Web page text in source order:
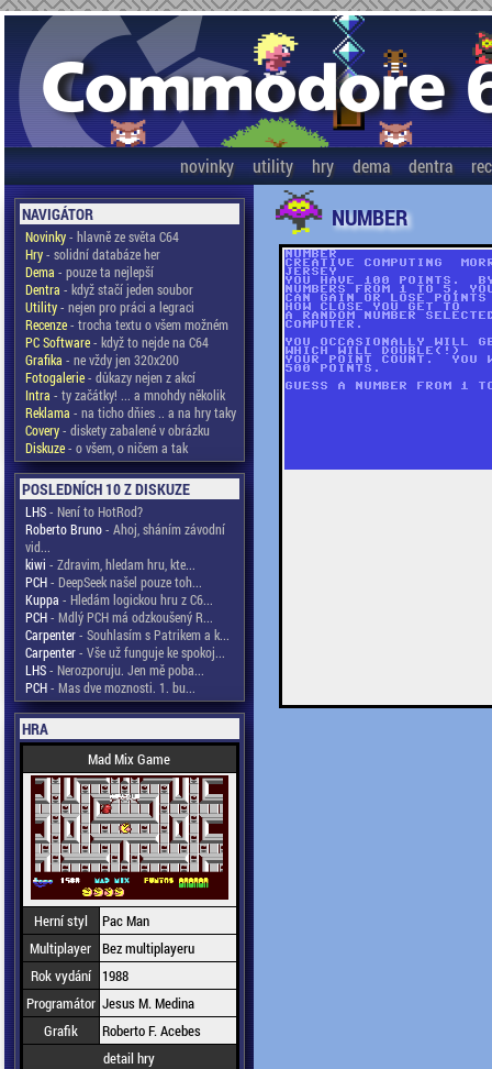
novinky utility hry dema dentra
NAVIGÁTOR
Novinky- hlavně ze světa C64
Hry- solidní databáze her
Dema - pouze ta nejlepší
Dentra - když stačí jeden soubor
Utility- nejen pro práci a legraci
Recenze- trocha textu o všem možném
PC Software- když to nejde na C64
Grafika - ne vždy jen 320x200
Fotogalerie- důkazy nejen z akcí
Intra - ty začátky! ... a mnohdy několik
Reklama - na ticho dňies .. a na hry taky
Covery- diskety zabalené v obrázku
Diskuze- o všem, o ničem a tak
POSLEDNÍCH 10 Z DISKUZE
LHS- Není to HotRod?
Roberto Bruno- Ahoj, sháním závodní
vid...
kiwi - Zdravim, hledam hru, kte...
PCH- DeepSeek našel pouze toh...
Kuppa - Hledám logickou hru z C6...
PCH- Mdlý PCH má odzkoušený R...
Carpenter- Souhlasím s Patrikem a k...
Carpenter- Vše už funguje ke spokoj...
LHS- Nerozporuju. Jen mě poba...
PCH- Mas dve moznosti. 1. bu...
HRA
Mad Mix Game
Herní styl
Pac Man
Multiplayer Bez multiplayeru
Rok vydání
1988
Programátor Jesus M. Medina
Grafik
Roberto F. Acebes
detail hry
NUMBER